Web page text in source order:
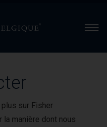
sur Fisher
manière dont nous